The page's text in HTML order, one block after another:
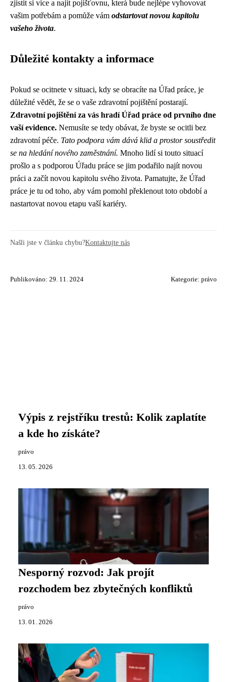
zjistit si více a najít pojišťovnu, která bude nejlépe vyhovovat
vašim potřebám a pomůže vám odstartovat novou kapitolu
vašeho života.
Důležité kontakty a informace
Pokud se ocitnete v situaci, kdy se obracíte na Úřad práce, je
důležité vědět, že se o vaše zdravotní pojištění postarají.
Zdravotní pojištění za vás hradí Úřad práce od prvního dne
vaší evidence. Nemusíte se tedy obávat, že byste se ocitli bez
zdravotní péče. Tato podpora vám dává klid a prostor soustředit
se na hledání nového zaměstnání. Mnoho lidí si touto situací
prošlo a s podporou Úřadu práce se jim podařilo najít novou
práci a začít novou kapitolu svého života. Pamatujte, že Úřad
práce je tu od toho, aby vám pomohl překlenout toto období a
nastartovat novou etapu vaší kariéry.
Našli jste v článku chybu?Kontaktujte nás
Publikováno: 29. 11. 2024 Kategorie: právo
Výpis z rejstříku trestů: Kolik zaplatíte
a kde ho získáte?
právo
13. 05. 2026
Nesporný rozvod: Jak projít
rozchodem bez zbytečných konfliktů
právo
13. 01. 2026